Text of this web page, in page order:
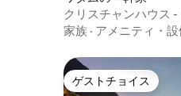
クリスチャンハウス -
家族 · アメニティ・
ゲストチョイス
ゲストチョイス